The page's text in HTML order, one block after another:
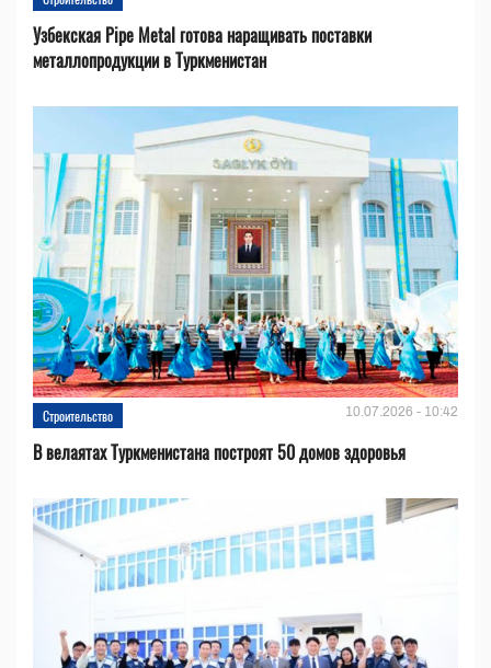
Узбекская Pipe Metal готова наращивать поставки
металлопродукции в Туркменистан
Строительство 10.07.2026 - 10:42
В велаятах Туркменистана построят 50 домов здоровья